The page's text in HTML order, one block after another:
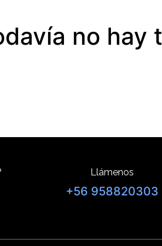
no hay
Llámenos
+56 958820303